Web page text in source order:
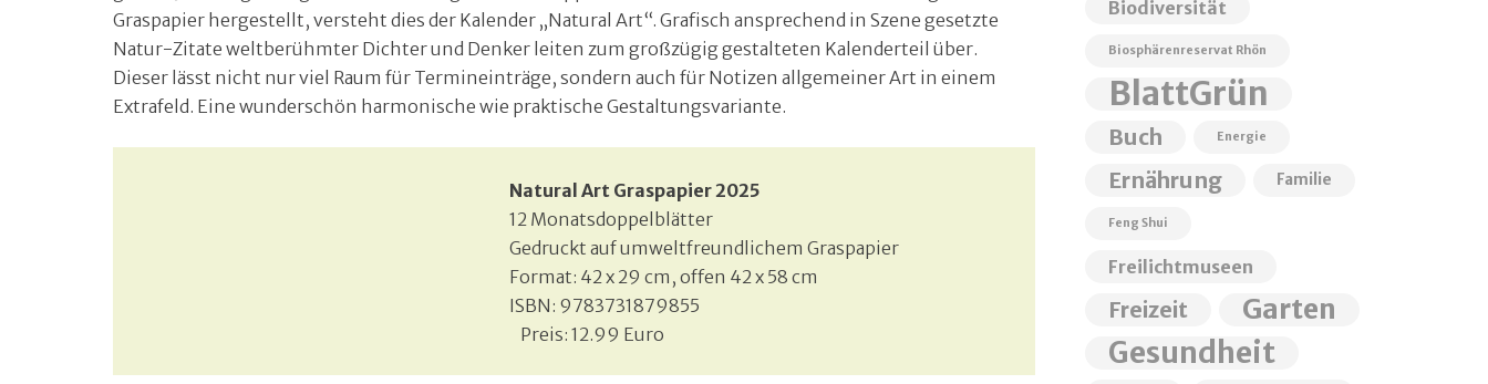
Graspapier hergestellt, versteht dies der Kalender „Natural Art“. Grafisch ansprechend in Szene gesetzte
Natur-Zitate weltberühmter Dichter und Denker leiten zum großzügig gestalteten Kalenderteil über.
Dieser lässt nicht nur viel Raum für Termineinträge, sondern auch für Notizen allgemeiner Art in einem
Extrafeld. Eine wunderschön harmonische wie praktische Gestaltungsvariante.
Natural Art Graspapier 2025
12 Monatsdoppelblätter
Gedruckt auf umweltfreundlichem Graspapier
Format: 42 x 29 cm, offen 42 x 58 cm
ISBN: 9783731879855
Preis: 12.99 Euro
Biodiversität
Biosphärenreservat Rhön
BlattGrün
Buch Energie
Ernährung Familie
Feng Shui
Freilichtmuseen
Freizeit Garten
Gesundheit